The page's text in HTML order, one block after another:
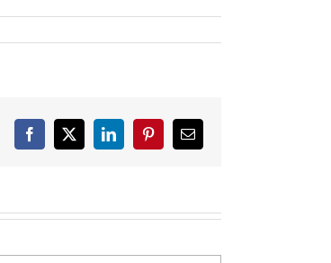
Facebook
X LinkedInPinterest
E-
mail